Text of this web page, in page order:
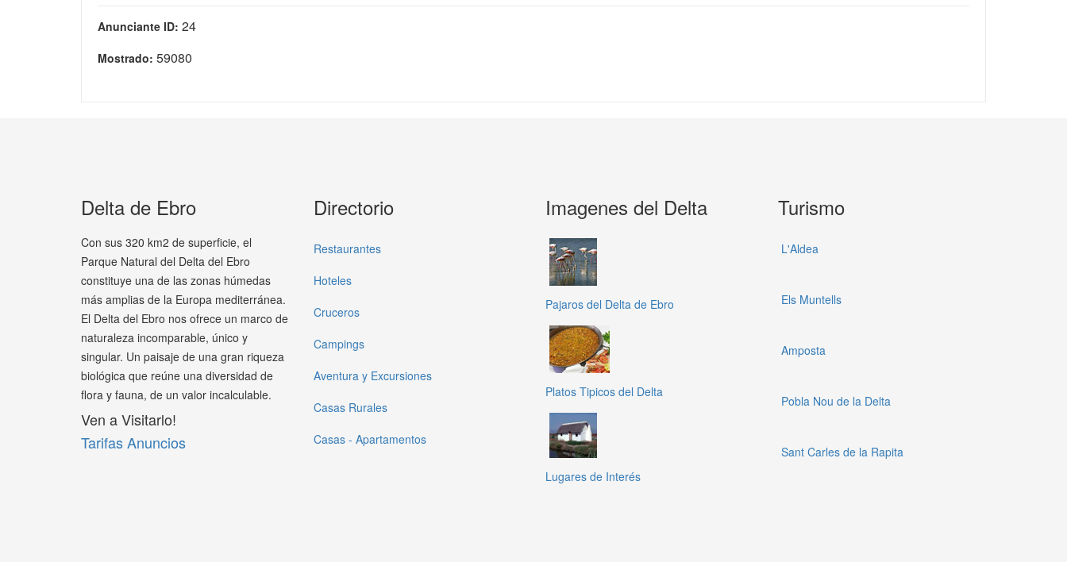
Anunciante ID: 24
Mostrado: 59080
Delta de Ebro
Con sus 320 km2 de superficie, el
Parque Natural del Delta del Ebro
constituye una de las zonas húmedas
más amplias de la Europa mediterránea.
El Delta del Ebro nos ofrece un marco de
naturaleza incomparable, único y
singular. Un paisaje de una gran riqueza
biológica que reúne una diversidad de
flora y fauna, de un valor incalculable.
Ven a Visitarlo!
Tarifas Anuncios
Directorio
Restaurantes
Hoteles
Cruceros
Campings
Aventura y Excursiones
Casas Rurales
Casas - Apartamentos
Imagenes del Delta
Pajaros del Delta de Ebro
Platos Tipicos del Delta
Lugares de Interés
Turismo
L'Aldea
Els Muntells
Amposta
Pobla Nou de la Delta
Sant Carles de la Rapita